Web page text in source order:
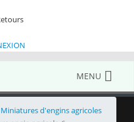
MENU
d'engins agricoles